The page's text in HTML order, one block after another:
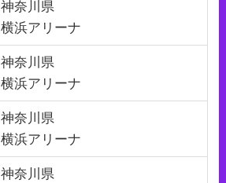
神奈川県
横浜アリーナ
神奈川県
横浜アリーナ
神奈川県
横浜アリーナ
神奈川県